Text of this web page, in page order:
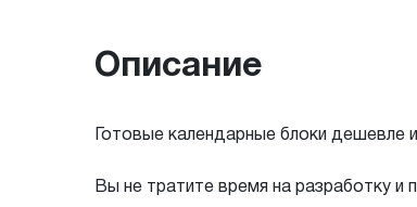
Описание
Готовые календарные блоки дешевле
Вы не тратите время на разработку